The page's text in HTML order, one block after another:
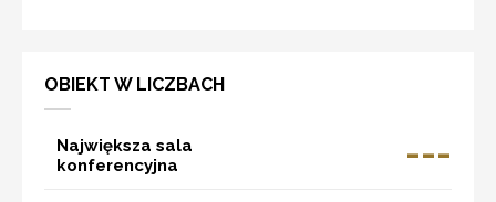
OBIEKT W LICZBACH
Największa sala
konferencyjna
---